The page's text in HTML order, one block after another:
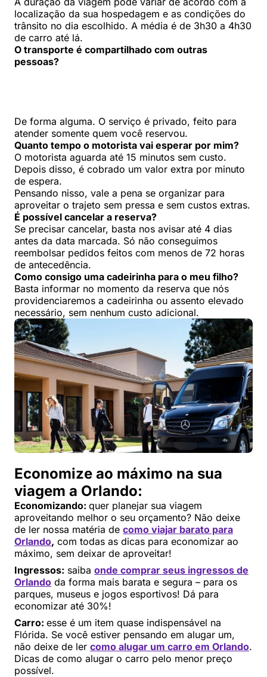
localização da sua hospedagem e as condições do
trânsito no dia escolhido. A média é de 3h30 a 4h30
de carro até lá.
O transporte é compartilhado com outras
pessoas?
De forma alguma. O serviço é privado, feito para
atender somente quem você reservou.
Quanto tempo o motorista vai esperar por mim?
O motorista aguarda até 15 minutos sem custo.
Depois disso, é cobrado um valor extra por minuto
de espera.
Pensando nisso, vale a pena se organizar para
aproveitar o trajeto sem pressa e sem custos extras.
É possível cancelar a reserva?
Se precisar cancelar, basta nos avisar até 4 dias
antes da data marcada. Só não conseguimos
reembolsar pedidos feitos com menos de 72 horas
de antecedência.
Como consigo uma cadeirinha para o meu filho?
Basta informar no momento da reserva que nós
providenciaremos a cadeirinha ou assento elevado
necessário, sem nenhum custo adicional.
Economize ao máximo na sua
viagem a Orlando:
Economizando: quer planejar sua viagem
aproveitando melhor o seu orçamento? Não deixe
de ler nossa matéria de como viajar barato para
Orlando, com todas as dicas para economizar ao
máximo, sem deixar de aproveitar!
Ingressos: saiba onde comprar seus ingressos de
Orlando da forma mais barata e segura – para os
parques, museus e jogos esportivos! Dá para
economizar até 30%!
Carro: esse é um item quase indispensável na
Flórida. Se você estiver pensando em alugar um,
não deixe de ler como alugar um carro em Orlando.
Dicas de como alugar o carro pelo menor preço
possível.